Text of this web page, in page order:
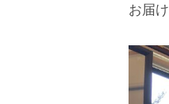
お届